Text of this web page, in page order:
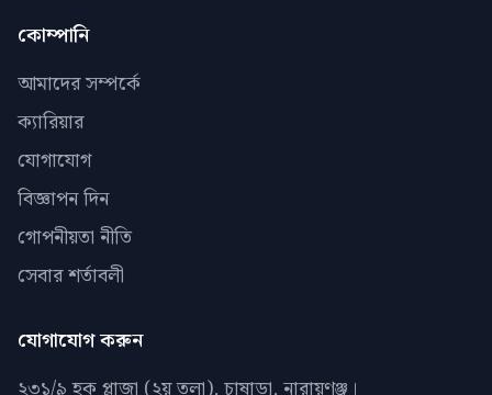
কোম্পানি
আমাদের সম্পর্কে
ক্যারিয়ার
যোগাযোগ
বিজ্ঞাপন দিন
গোপনীয়তা নীতি
সেবার শর্তাবলী
যোগাযোগ করুন